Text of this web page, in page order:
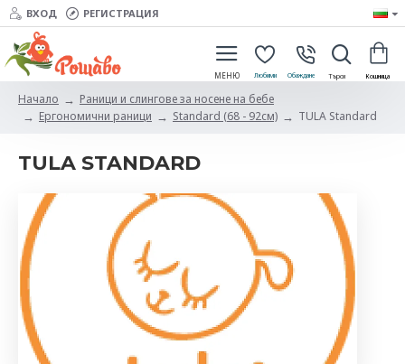
ВХОД РЕГИСТРАЦИЯ
Начало
Раници и слингове за носене на бебе
Ергономични раници
Standard (68 - 92см) TULA Standard
TULA STANDARD